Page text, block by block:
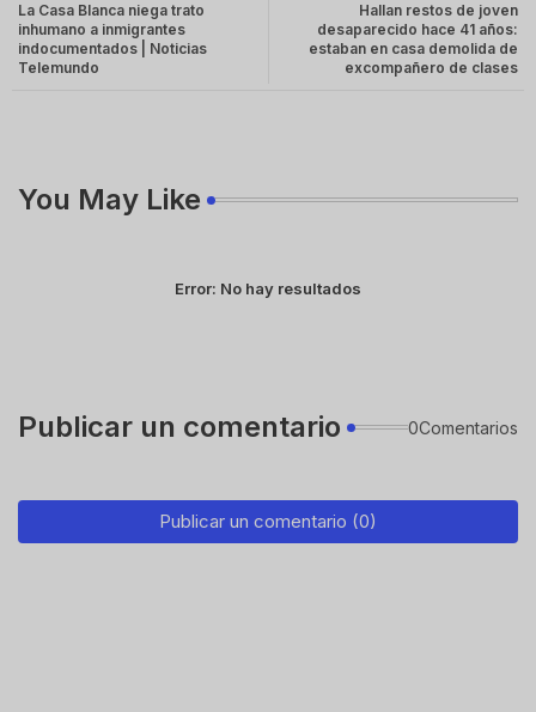
Hallan restos de joven
desaparecido hace 41 años:
estaban en casa demolida de
excompañero de clases
La Casa Blanca niega trato
inhumano a inmigrantes
indocumentados | Noticias
Telemundo
You May Like
Error: No hay resultados
Publicar un comentario 0Comentarios
Publicar un comentario (0)